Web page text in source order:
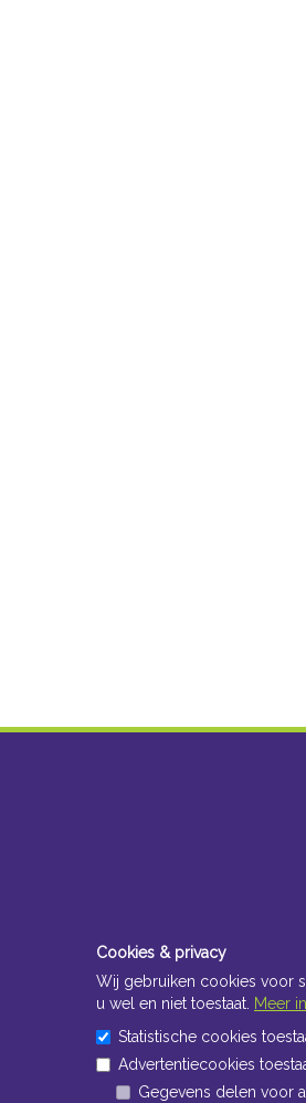
Cookies & privacy
Wij gebruiken cookies voor
u wel en niet toestaat. Meer
Statistische cookies
Advertentiecookies
Gegevens delen voor